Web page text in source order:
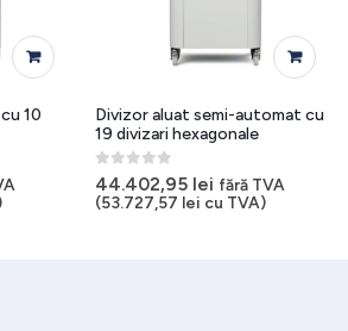
10
Divizor aluat semi-automat cu
19 divizari hexagonale
0out of 5
44.402,95 lei fără TVA
(53.727,57 lei cu TVA)